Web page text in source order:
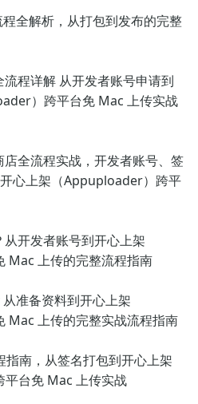
全解析，从打包到发布的完整
程详解 从开发者账号申请到
）跨平台免 Mac 上传实战
全流程实战，开发者账号、签
心上架（Appuploader）跨平
开发者账号到开心上架
Mac 上传的完整流程指南
准备资料到开心上架
Mac 上传的完整实战流程指南
指南，从签名打包到开心上架
平台免 Mac 上传实战